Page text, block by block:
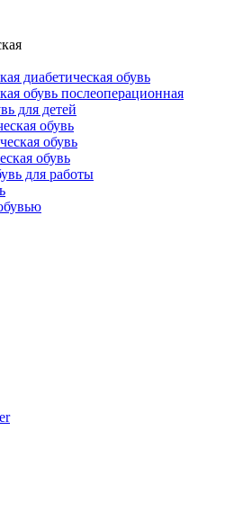
диабетическая обувь
обувь послеоперационная
для детей
обувь
обувь
обувь
для работы